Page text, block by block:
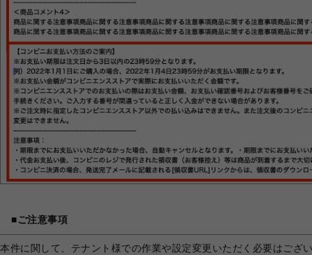
■ご注意事項
本件に関して、テナント様での作業や設定変更いただく必要はござ